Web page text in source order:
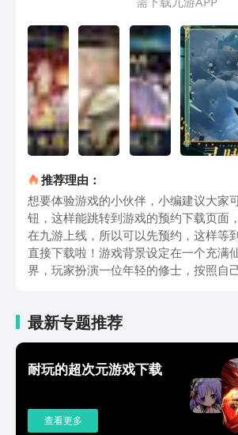
推荐理由：
想要体验游戏的小伙伴，小编建议大家
钮，这样能跳转到游戏的预约下载页面
在九游上线，所以可以先预约，这样等
直接下载啦！游戏背景设定在一个充满
界，玩家扮演一位年轻的修士，按照自
态下自动积累修为，轻松提升实力。其
富的修炼系统，玩家通过感悟天道法则
副本等方式获取修为，逐步突破境界。
云游玩法，有点像是那种爬塔挑战，玩
欣赏沿途美景，又能收获丰厚奖励。在
友可自由搭配神通和器灵，形成多样化
如：暴击流、苟圣流等。同时，本游戏
最新专题推荐
耐玩的超次元游戏下载
查看更多